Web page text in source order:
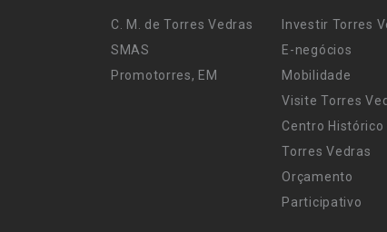
C. M. de Torres Vedras
SMAS
Promotorres, EM
Investir Torres
E-negócios
Mobilidade
Visite Torres
Centro Histórico
Torres Vedras
Orçamento
Participativo